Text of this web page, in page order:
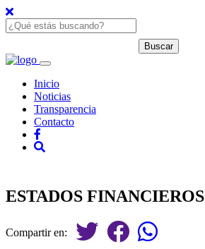
Inicio
Noticias
Transparencia
Contacto
ESTADOS FINANCIEROS
Compartir en: